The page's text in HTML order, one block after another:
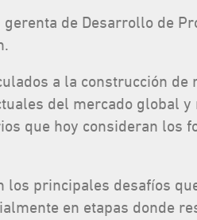
gerenta de Desarrollo de
a la construcción
del mercado global
que hoy consideran los
principales desafíos
en etapas donde